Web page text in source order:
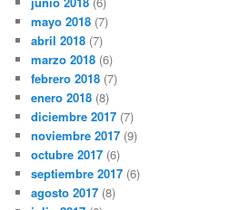
mayo 2018 (7)
abril 2018 (7)
marzo 2018 (6)
febrero 2018 (7)
enero 2018 (8)
diciembre 2017 (7)
noviembre 2017 (9)
octubre 2017 (6)
septiembre 2017 (6)
agosto 2017 (8)